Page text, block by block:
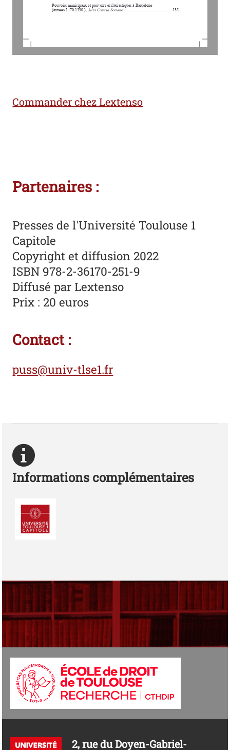
Pouvoirs municipaux et pouvoirs ecclésiastiques à Barcelone
(années 1470-1530 ),
Julia Conesa Soriano ............................................... 135
Commander chez Lextenso
Partenaires :
Presses de l'Université Toulouse 1
Capitole
Copyright et diffusion 2022
ISBN 978-2-36170-251-9
Diffusé par Lextenso
Prix : 20 euros
Contact :
puss@univ-tlse1.fr
Informations complémentaires
2, rue du Doyen-Gabriel-